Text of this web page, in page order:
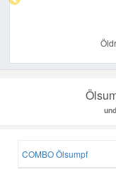
COMBO Ölsumpf
Suzuki
Vauxhall
Volvo Ersatzteile